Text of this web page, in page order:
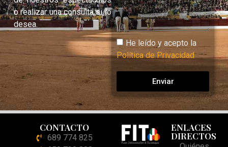
o realizar una consulta si lo
desea.
He leído y acepto la
Política de Privacidad
Enviar
CONTACTO
689 774 825
ENLACES
DIRECTOS